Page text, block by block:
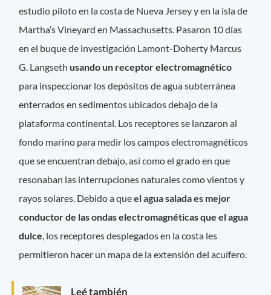
estudio piloto en la costa de Nueva Jersey y en la isla de
Martha’s Vineyard en Massachusetts. Pasaron 10 días
en el buque de investigación Lamont-Doherty Marcus
G. Langseth usando un receptor electromagnético
para inspeccionar los depósitos de agua subterránea
enterrados en sedimentos ubicados debajo de la
plataforma continental. Los receptores se lanzaron al
fondo marino para medir los campos electromagnéticos
que se encuentran debajo, así como el grado en que
resonaban las interrupciones naturales como vientos y
rayos solares. Debido a queel agua salada es mejor
conductor de las ondas electromagnéticas que el agua
dulce, los receptores desplegados en la costa les
permitieron hacer un mapa de la extensión del acuífero.
Leé también